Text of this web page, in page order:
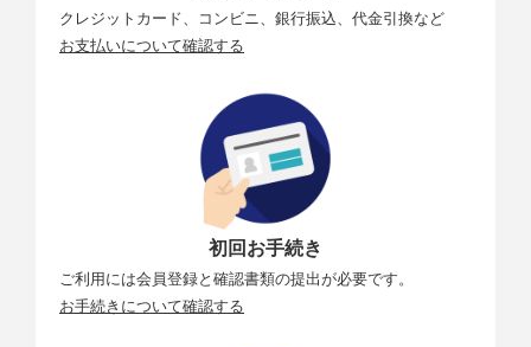
クレジットカード、コンビニ、銀行振込、代金引換など
お支払いについて確認する
初回お手続き
ご利用には会員登録と確認書類の提出が必要です。
お手続きについて確認する